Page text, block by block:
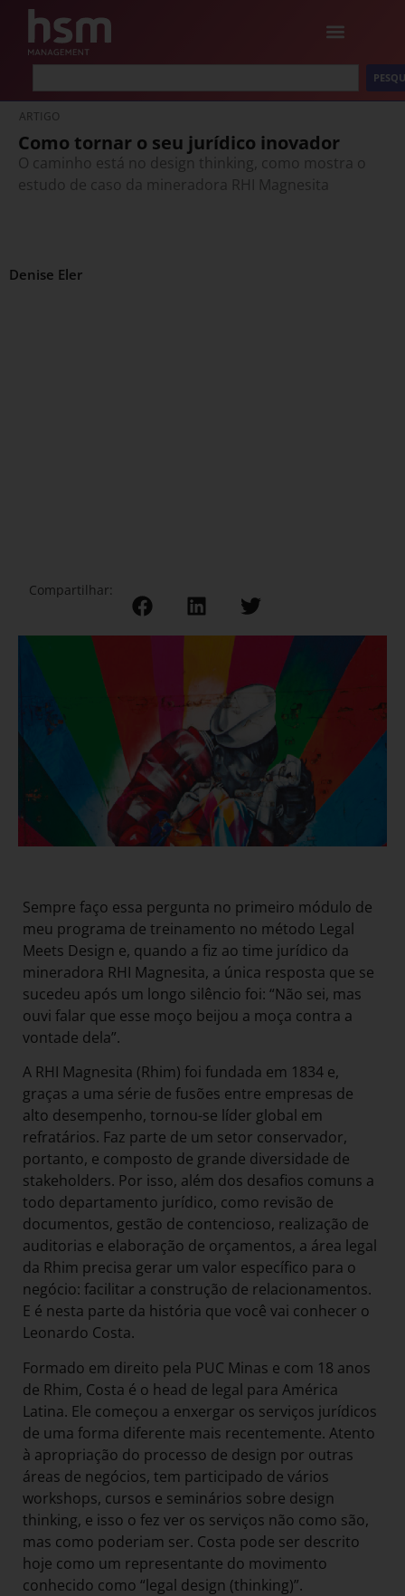
ARTIGO
Como tornar o seu jurídico inovador
O caminho está no design thinking, como mostra o
estudo de caso da mineradora RHI Magnesita
Denise Eler
Compartilhar:
Sempre faço essa pergunta no primeiro módulo de
meu programa de treinamento no método Legal
Meets Design e, quando a fiz ao time jurídico da
mineradora RHI Magnesita, a única resposta que se
sucedeu após um longo silêncio foi: “Não sei, mas
ouvi falar que esse moço beijou a moça contra a
vontade dela”.
A RHI Magnesita (Rhim) foi fundada em 1834 e,
graças a uma série de fusões entre empresas de
alto desempenho, tornou-se líder global em
refratários. Faz parte de um setor conservador,
portanto, e composto de grande diversidade de
stakeholders. Por isso, além dos desafios comuns a
todo departamento jurídico, como revisão de
documentos, gestão de contencioso, realização de
auditorias e elaboração de orçamentos, a área legal
da Rhim precisa gerar um valor específico para o
negócio: facilitar a construção de relacionamentos.
E é nesta parte da história que você vai conhecer o
Leonardo Costa.
Formado em direito pela PUC Minas e com 18 anos
de Rhim, Costa é o head de legal para América
Latina. Ele começou a enxergar os serviços jurídicos
de uma forma diferente mais recentemente. Atento
à apropriação do processo de design por outras
áreas de negócios, tem participado de vários
workshops, cursos e seminários sobre design
thinking, e isso o fez ver os serviços não como são,
mas como poderiam ser. Costa pode ser descrito
hoje como um representante do movimento
conhecido como “legal design (thinking)”.